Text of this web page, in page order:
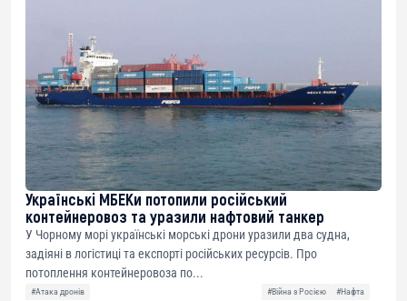
Українські МБЕКи потопили російський
контейнеровоз та уразили нафтовий танкер
У Чорному морі українські морські дрони уразили два судна,
задіяні в логістиці та експорті російських ресурсів. Про
потоплення контейнеровоза по...
#Атака дронів #Війна з Росією
#Нафта